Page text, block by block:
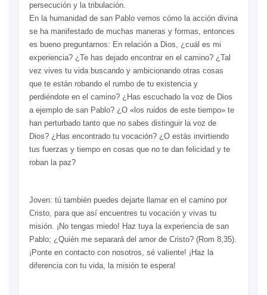
persecución y la tribulación.
En la humanidad de san Pablo vemos cómo la acción divina
se ha manifestado de muchas maneras y formas, entonces
es bueno preguntarnos: En relación a Dios, ¿cuál es mi
experiencia? ¿Te has dejado encontrar en el camino? ¿Tal
vez vives tu vida buscando y ambicionando otras cosas
que te están robando el rumbo de tu existencia y
perdiéndote en el camino? ¿Has escuchado la voz de Dios
a ejemplo de san Pablo? ¿O «los ruidos de este tiempo» te
han perturbado tanto que no sabes distinguir la voz de
Dios? ¿Has encontrado tu vocación? ¿O estás invirtiendo
tus fuerzas y tiempo en cosas que no te dan felicidad y te
roban la paz?
Joven: tú también puedes dejarte llamar en el camino por
Cristo, para que así encuentres tu vocación y vivas tu
misión. ¡No tengas miedo! Haz tuya la experiencia de san
Pablo; ¿Quién me separará del amor de Cristo? (Rom 8,35).
¡Ponte en contacto con nosotros, sé valiente! ¡Haz la
diferencia con tu vida, la misión te espera!